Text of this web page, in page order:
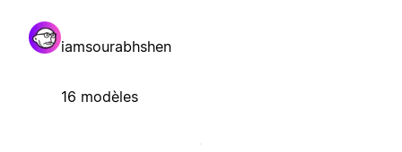
iamsourabhshen
16 modèles